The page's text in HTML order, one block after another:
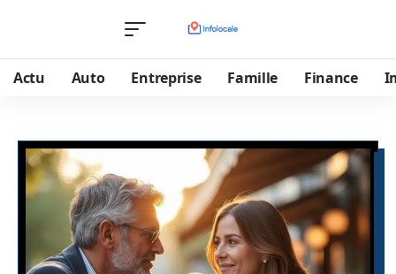
Actu Auto Entreprise Famille Finance